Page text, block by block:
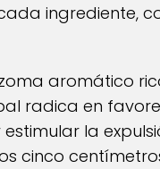
ingrediente,
aromático
radica en
la
cinco